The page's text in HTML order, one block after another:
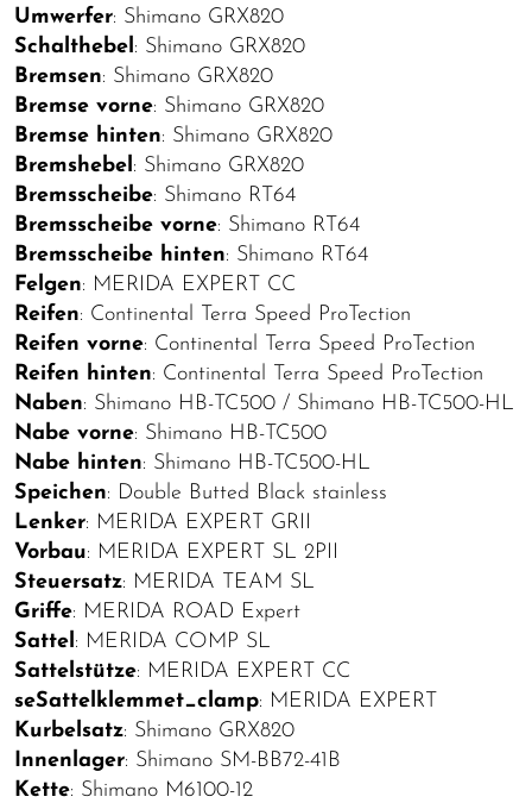
Umwerfer: Shimano GRX820
Schalthebel : Shimano GRX820
Bremsen: Shimano GRX820
Bremse vorne: Shimano GRX820
Bremse hinten: Shimano GRX820
Bremshebel : Shimano GRX820
Bremsscheibe: Shimano RT64
Bremsscheibe vorne: Shimano RT64
Bremsscheibe hinten: Shimano RT64
Felgen: MERIDA EXPERT CC
Reifen: Continental Terra Speed ProTection
Reifen vorne: Continental Terra Speed ProTection
Reifen hinten: Continental Terra Speed ProTection
Naben: Shimano HB-TC500 / Shimano HB-TC500-HL
Nabe vorne: Shimano HB-TC500
Nabe hinten: Shimano HB-TC500-HL
Speichen: Double Butted Black stainless
Lenker: MERIDA EXPERT GRII
Vorbau: MERIDA EXPERT SL 2PII
Steuersatz: MERIDA TEAM SL
Griffe: MERIDA ROAD Expert
Sattel : MERIDA COMP SL
Sattelstütze: MERIDA EXPERT CC
seSattelklemmet_clamp: MERIDA EXPERT
Kurbelsatz: Shimano GRX820
Innenlager: Shimano SM-BB72-41B
Kette: Shimano M6100-12